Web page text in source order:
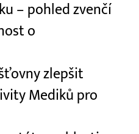
– pohled zvenčí
o
zlepšit
Mediků pro